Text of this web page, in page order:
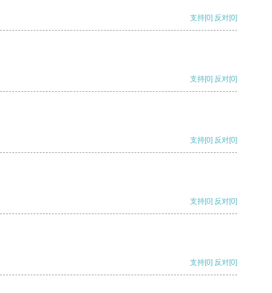
支持[0] 反对[0]
支持[0] 反对[0]
支持[0] 反对[0]
支持[0] 反对[0]
支持[0] 反对[0]